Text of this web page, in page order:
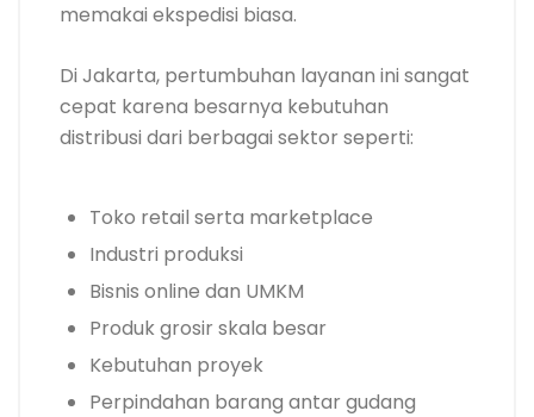
memakai ekspedisi biasa.
Di Jakarta, pertumbuhan layanan ini sangat
cepat karena besarnya kebutuhan
distribusi dari berbagai sektor seperti:
Toko retail serta marketplace
Industri produksi
Bisnis online dan UMKM
Produk grosir skala besar
Kebutuhan proyek
Perpindahan barang antar gudang